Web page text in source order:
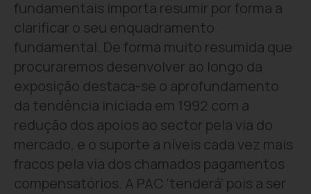
fundamentais importa resumir por forma a
clarificar o seu enquadramento
fundamental. De forma muito resumida que
procuraremos desenvolver ao longo da
exposição destaca-se o aprofundamento
da tendência iniciada em 1992 com a
redução dos apoios ao sector pela via do
mercado, e o suporte a níveis cada vez mais
fracos pela via dos chamados pagamentos
compensatórios. A PAC ‘tenderá’ pois a ser